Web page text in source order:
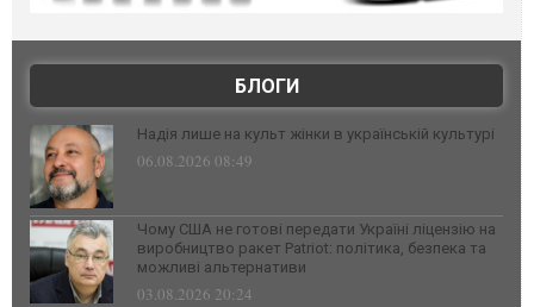
БЛОГИ
Надія лише на культ жінки в українській культурі
06.08.2026 08:49
Чому США не готові передати Україні ліцензію на
виробництво ракет Patriot: політика, безпека та
можливі альтернативи
03.08.2026 20:24